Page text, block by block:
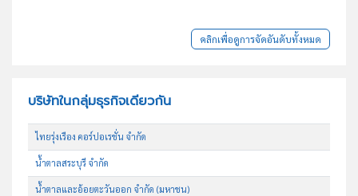
คลิกเพื่อดูการจัดอันดับทั้งหมด
บริษัทในกลุ่มธุรกิจเดียวกัน
ไทยรุ่งเรือง คอร์ปอเรชั่น จำกัด
น้ำตาลสระบุรี จำกัด
น้ำตาลและอ้อยตะวันออก จำกัด (มหาชน)